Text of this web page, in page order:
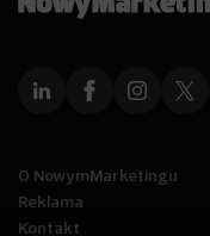
O NowymMarketingu
Reklama
Kontakt